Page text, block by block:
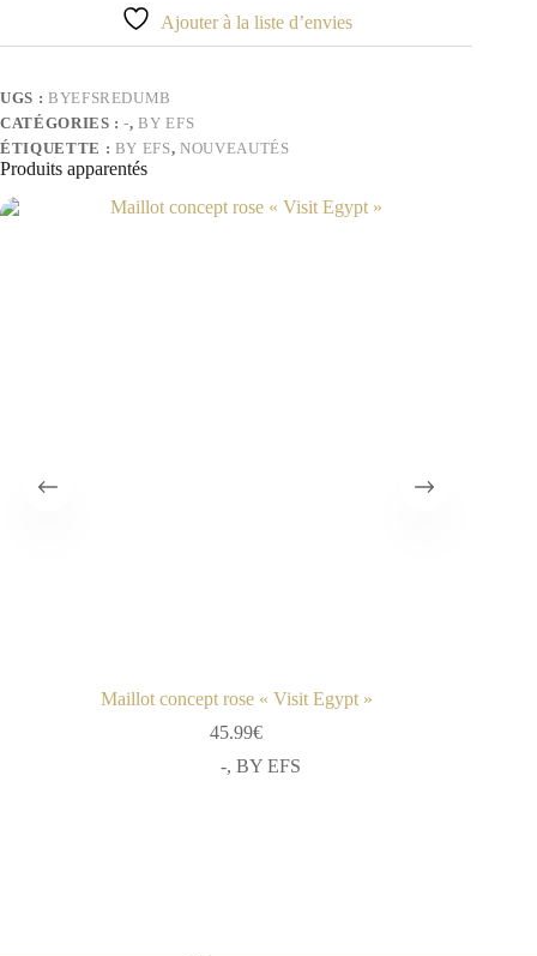
Ajouter à la liste d’envies
UGS : BYEFSREDUMB
CATÉGORIES :-,BY EFS
ÉTIQUETTE : BY EFS,NOUVEAUTÉS
Produits apparentés
Maillot concept rose « Visit Egypt »
45.99€
-, BY EFS